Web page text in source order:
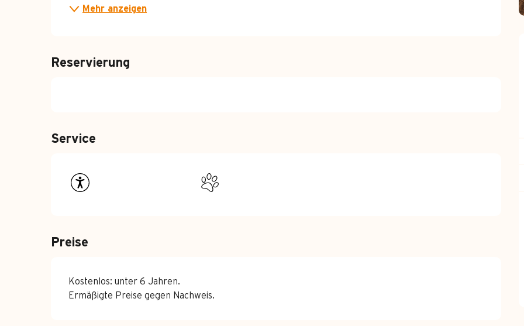
Mehr anzeigen
Reservierung
Service
Preise
Kostenlos: unter 6 Jahren.
Ermäßigte Preise gegen Nachweis.